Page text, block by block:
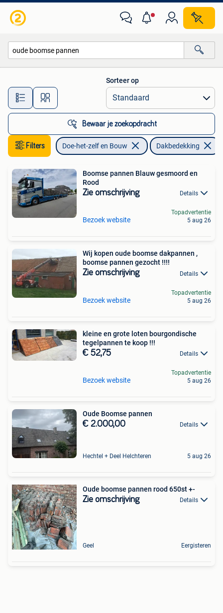
Alle afstanden…
Sorteer op
Bewaar je zoekopdracht
Filters Doe-het-zelf en Bouw Dakbedekking
Boomse pannen Blauw gesmoord en
Rood
Zie omschrijving Details
Bezoek website
Topadvertentie
5 aug 26
Wij kopen oude boomse dakpannen ,
boomse pannen gezocht !!!!
Zie omschrijving Details
Bezoek website
Topadvertentie
5 aug 26
kleine en grote loten bourgondische
tegelpannen te koop !!!
€ 52,75 Details
Bezoek website
Topadvertentie
5 aug 26
Oude Boomse pannen
€ 2.000,00 Details
Hechtel + Deel Helchteren 5 aug 26
Oude boomse pannen rood 650st +-
Zie omschrijving Details
Geel Eergisteren